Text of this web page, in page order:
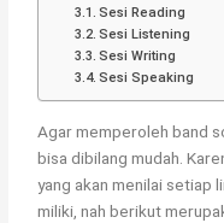
Sesi Reading
Sesi Listening
Sesi Writing
Sesi Speaking
Agar memperoleh band
bisa dibilang mudah.
yang akan menilai setiap
miliki, nah berikut